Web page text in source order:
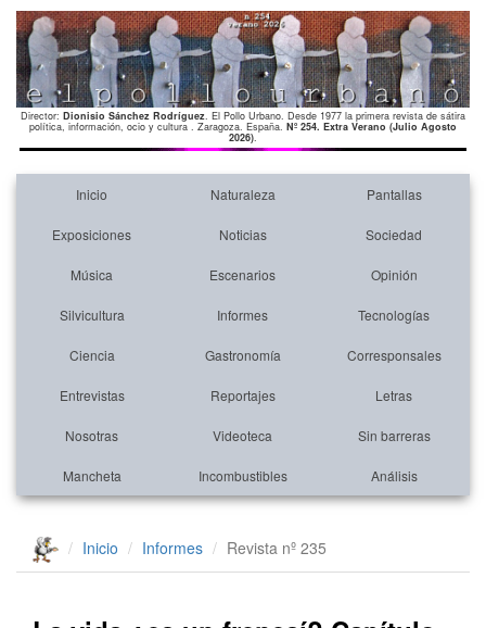
Director: Dionisio Sánchez Rodríguez. El Pollo Urbano. Desde 1977 la primera revista de sátira
política, información, ocio y cultura . Zaragoza. España. Nº 254. Extra Verano (Julio Agosto
2026).
Inicio Naturaleza Pantallas
Exposiciones Noticias Sociedad
Música Escenarios Opinión
Silvicultura Informes Tecnologías
Ciencia Gastronomía Corresponsales
Entrevistas Reportajes Letras
Nosotras Videoteca Sin barreras
Mancheta Incombustibles Análisis
Inicio Informes Revista nº 235